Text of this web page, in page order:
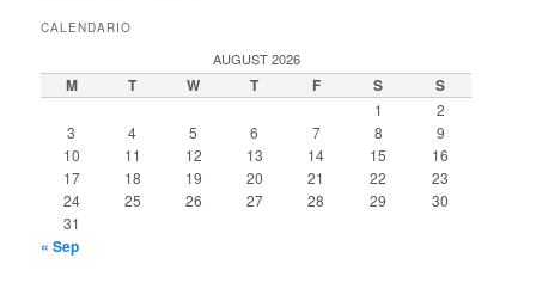
CALENDARIO
AUGUST 2026
M T W T F S S
1
2
3
4 5 6 7 8
9
10
11 12 13 14 15
16
17
18 19 20 21 22
23
24
25 26 27 28 29
30
31
« Sep